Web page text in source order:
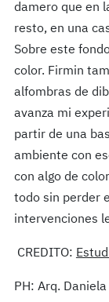
damero que en
resto, en una
Sobre este
color. Firmin
alfombras de
avanza mi
partir de una
ambiente con
con algo de
todo sin perder
intervenciones
CREDITO:
PH: Arq.